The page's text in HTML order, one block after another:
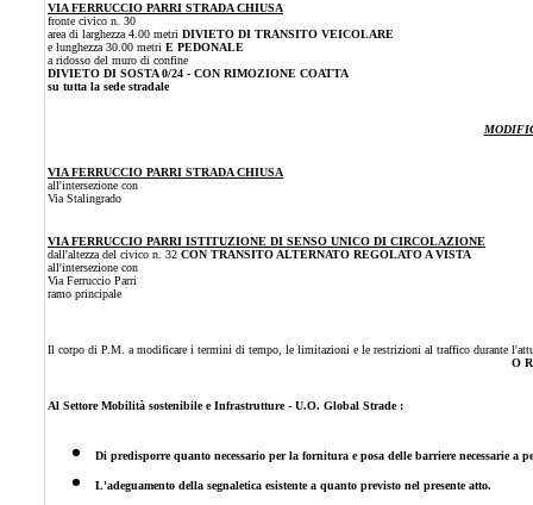
VIA FERRUCCIO PARRI STRADA CHIUSA
fronte civico n. 30
area di larghezza 4.00 metri DIVIETO DI TRANSITO VEICOLARE
e lunghezza 30.00 metri E PEDONALE
a ridosso del muro di confine
DIVIETO DI SOSTA 0/24 - CON RIMOZIONE COATTA
su tutta la sede stradale
VIA FERRUCCIO PARRI STRADA CHIUSA
all'intersezione con
Via Stalingrado
VIA FERRUCCIO PARRI ISTITUZIONE DI SENSO UNICO DI CIRCOLAZIONE
dall'altezza del civico n. 32 CON TRANSITO ALTERNATO REGOLATO A VISTA
all'intersezione con
Via Ferruccio Parri
ramo principale
Il corpo di P.M. a modificare i termini di tempo, le limitazioni e le restrizioni al traffico durante
O
Al Settore Mobilità sostenibile e Infrastrutture - U.O. Global Strade :
Di predisporre quanto necessario per la fornitura e posa delle barriere necessarie a
L'adeguamento della segnaletica esistente a quanto previsto nel presente atto.